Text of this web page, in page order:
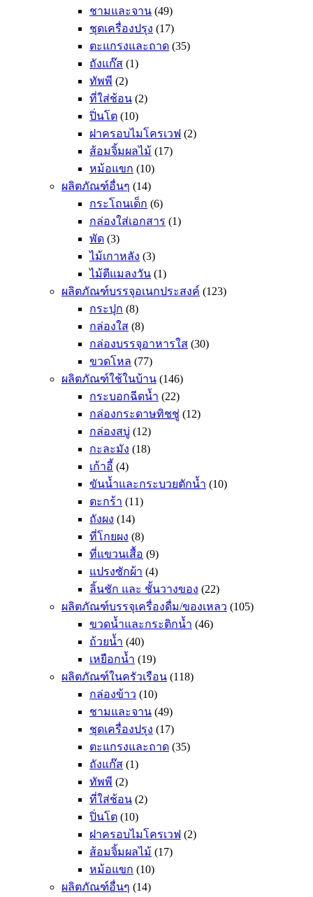
ชามและจาน (49)
ชุดเครื่องปรุง (17)
ตะแกรงและถาด (35)
ถังแก๊ส (1)
ทัพพี (2)
ที่ใส่ช้อน (2)
ปิ่นโต (10)
ฝาครอบไมโครเวฟ (2)
ส้อมจิ้มผลไม้ (17)
หม้อแขก (10)
ผลิตภัณฑ์อื่นๆ (14)
กระโถนเด็ก (6)
กล่องใส่เอกสาร (1)
พัด (3)
ไม้เกาหลัง (3)
ไม้ตีแมลงวัน (1)
ผลิตภัณฑ์บรรจุอเนกประสงค์ (123)
กระปุก (8)
กล่องใส (8)
กล่องบรรจุอาหารใส (30)
ขวดโหล (77)
ผลิตภัณฑ์ใช้ในบ้าน (146)
กระบอกฉีดน้ำ (22)
กล่องกระดาษทิชชู่ (12)
กล่องสบู่ (12)
กะละมัง (18)
เก้าอี้ (4)
ขันน้ำและกระบวยตักน้ำ (10)
ตะกร้า (11)
ถังผง (14)
ที่โกยผง (8)
ที่แขวนเสื้อ (9)
แปรงซักผ้า (4)
ลิ้นชัก และ ชั้นวางของ (22)
ผลิตภัณฑ์บรรจุเครื่องดื่ม/ของเหลว (105)
ขวดน้ำและกระติกน้ำ (46)
ถ้วยน้ำ (40)
เหยือกน้ำ (19)
ผลิตภัณฑ์ในครัวเรือน (118)
กล่องข้าว (10)
ชามและจาน (49)
ชุดเครื่องปรุง (17)
ตะแกรงและถาด (35)
ถังแก๊ส (1)
ทัพพี (2)
ที่ใส่ช้อน (2)
ปิ่นโต (10)
ฝาครอบไมโครเวฟ (2)
ส้อมจิ้มผลไม้ (17)
หม้อแขก (10)
ผลิตภัณฑ์อื่นๆ (14)